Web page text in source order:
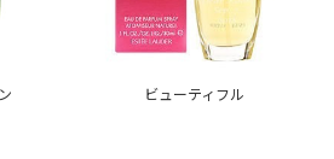
ビューティフル